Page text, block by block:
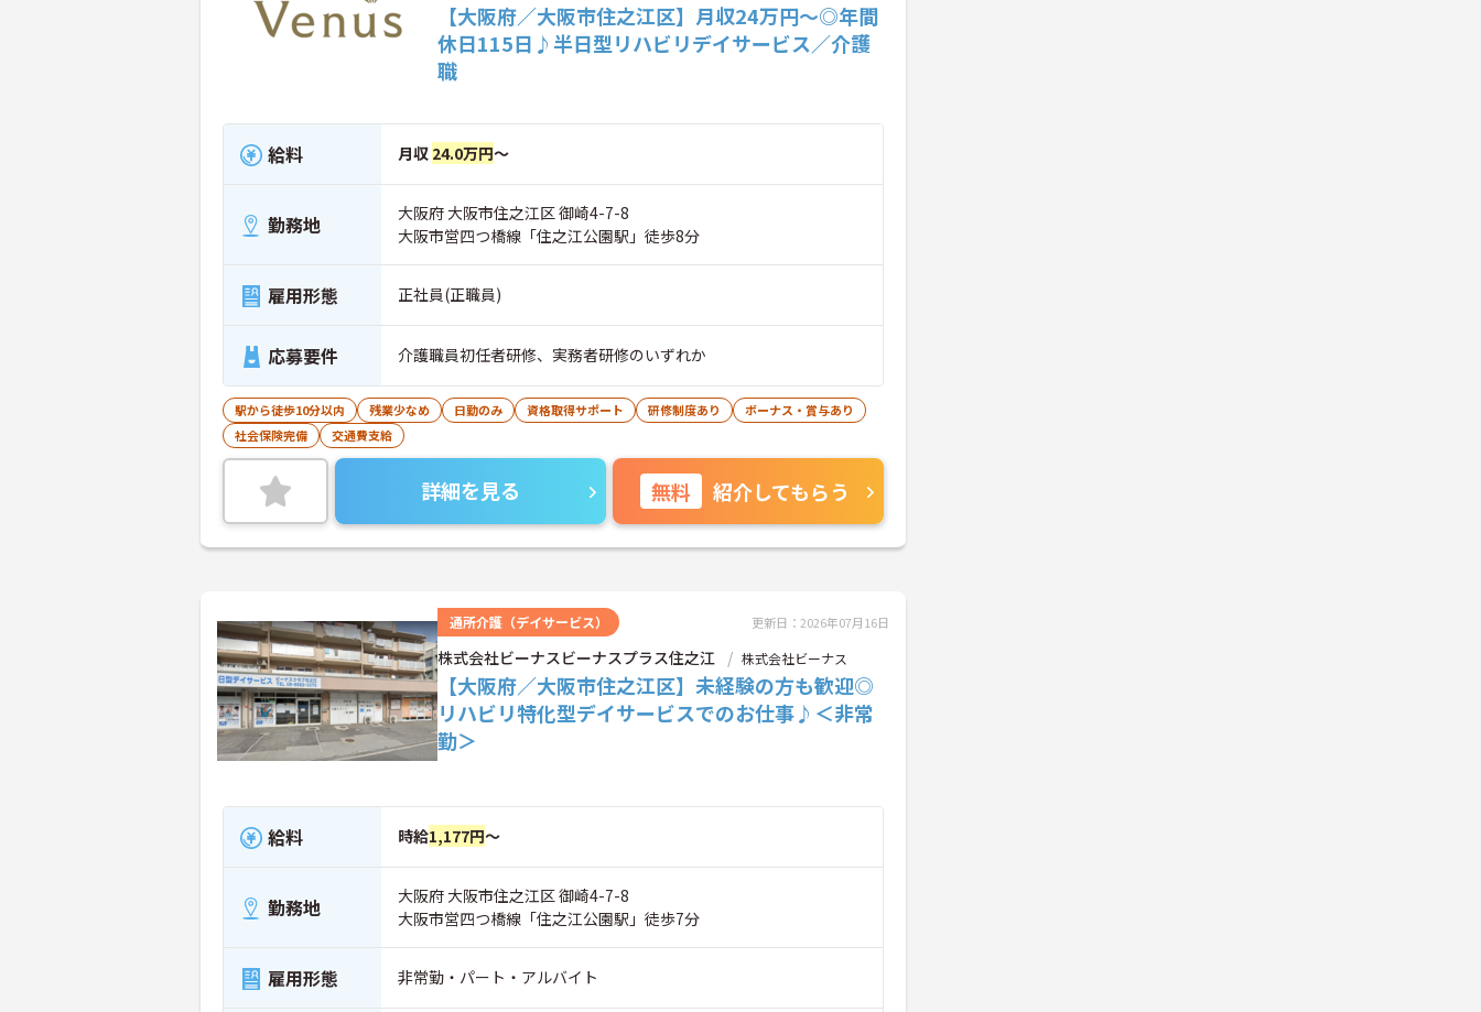
【大阪府／大阪市住之江区】月収24万円～◎年間
休日115日♪半日型リハビリデイサービス／介護
職
給料 月収 24.0万円～
勤務地
大阪府 大阪市住之江区 御崎4-7-8
大阪市営四つ橋線「住之江公園駅」徒歩8分
雇用形態 正社員(正職員)
応募要件 介護職員初任者研修、実務者研修のいずれか
駅から徒歩10分以内 残業少なめ 日勤のみ 資格取得サポート 研修制度あり
ボーナス・賞与あり
社会保険完備
交通費支給
詳細を見る 無料 紹介してもらう
通所介護（デイサービス） 更新日：2026年07月16日
株式会社ビーナスビーナスプラス住之江 株式会社ビーナス
【大阪府／大阪市住之江区】未経験の方も歓迎◎
リハビリ特化型デイサービスでのお仕事♪＜非常
勤＞
給料 時給1,177円～
勤務地
大阪府 大阪市住之江区 御崎4-7-8
大阪市営四つ橋線「住之江公園駅」徒歩7分
雇用形態 非常勤・パート・アルバイト